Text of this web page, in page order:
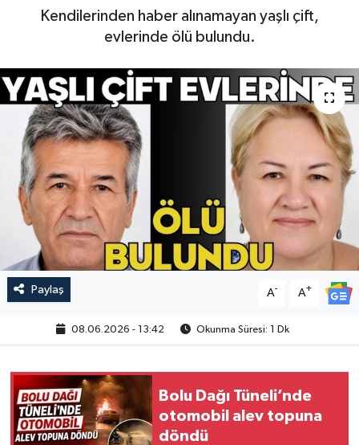
Kendilerinden haber alınamayan yaşlı çift,
evlerinde ölü bulundu.
Paylaş A- A+
08.06.2026 - 13:42 Okunma Süresi: 1 Dk
Bolu Dağı Tüneli’nde
otomobil alev topuna
döndü